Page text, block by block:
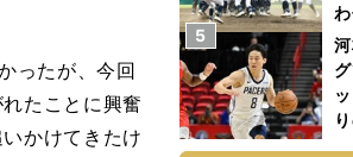
ったが、今回
たことに興奮
かけてきたけ
5